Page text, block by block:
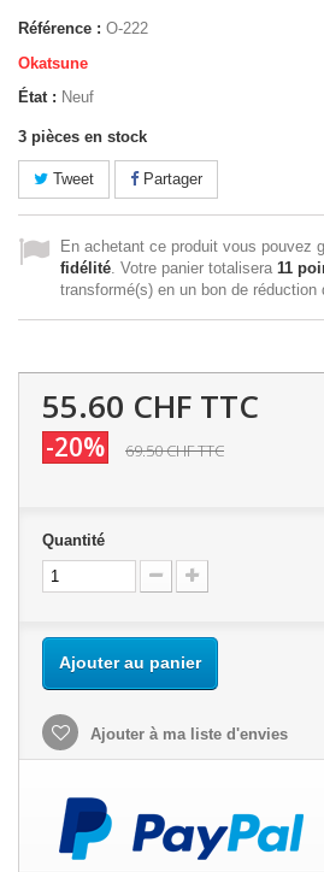
Référence : O-222
Okatsune
État : Neuf
3 pièces en stock
Tweet Partager
En achetant ce produit vous pouvez
fidélité. Votre panier totalisera 11
transformé(s) en un bon de réduction
55.60 CHF TTC
-20% 69.50 CHFTTC
Quantité
Ajouter au panier
Ajouter à ma liste d'envies